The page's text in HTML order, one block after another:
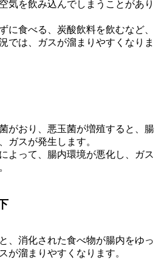
気を飲み込んでしまうことがあり
に食べる、炭酸飲料を飲むなど、
では、ガスが溜まりやすくなりま
がおり、悪玉菌が増殖すると、腸
ガスが発生します。
よって、腸内環境が悪化し、ガス
、消化された食べ物が腸内をゆっ
が溜まりやすくなります。